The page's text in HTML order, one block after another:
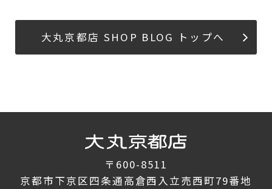
大丸京都店 SHOP BLOG トップへ
〒600-8511
京都市下京区四条通高倉西入立売西町79番地